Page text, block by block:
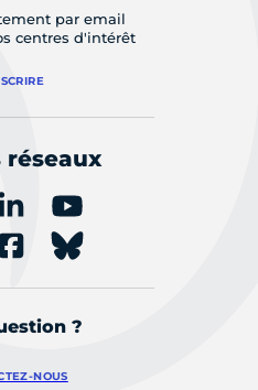
par email
centres d'intérêt
réseaux
?
NOUS